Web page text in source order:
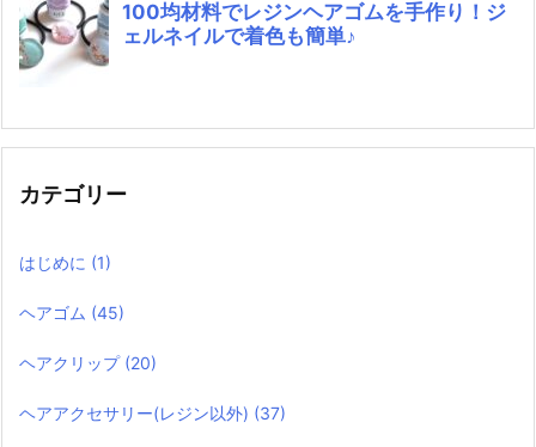
カテゴリー
はじめに (1)
ヘアゴム (45)
ヘアクリップ (20)
ヘアアクセサリー(レジン以外) (37)